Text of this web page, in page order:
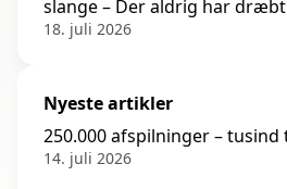
slange – Der aldrig har
18. juli 2026
Nyeste artikler
250.000 afspilninger – tusind
14. juli 2026